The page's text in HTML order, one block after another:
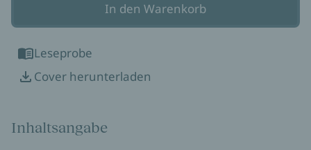
In den Warenkorb
Leseprobe
Cover herunterladen
Inhaltsangabe